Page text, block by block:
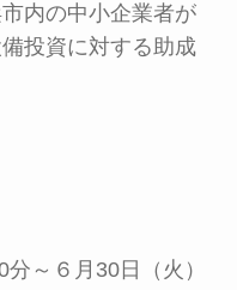
内の中小企業者が
投資に対する助成
～６月30日（火）